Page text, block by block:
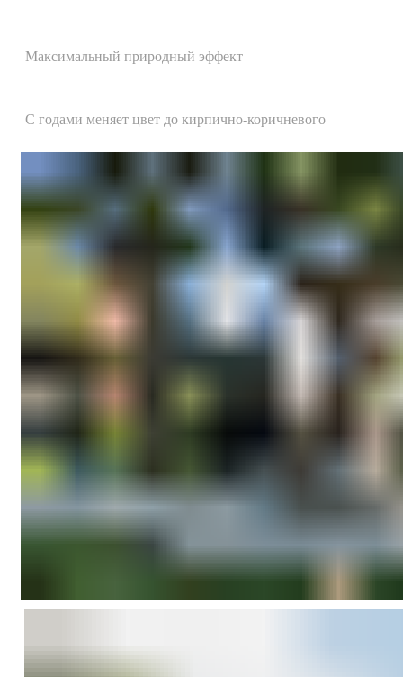
Максимальный природный эффект
С годами меняет цвет до кирпично-коричневого